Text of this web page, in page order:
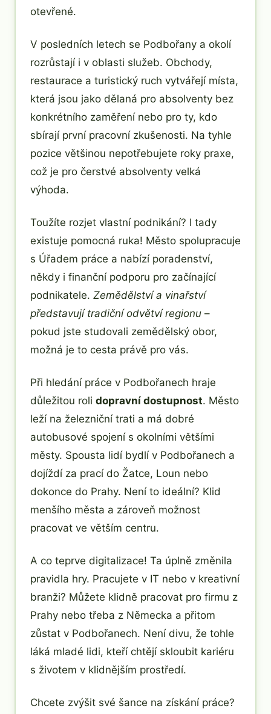
otevřené.
V posledních letech se Podbořany a okolí
rozrůstají i v oblasti služeb. Obchody,
restaurace a turistický ruch vytvářejí místa,
která jsou jako dělaná pro absolventy bez
konkrétního zaměření nebo pro ty, kdo
sbírají první pracovní zkušenosti. Na tyhle
pozice většinou nepotřebujete roky praxe,
což je pro čerstvé absolventy velká
výhoda.
Toužíte rozjet vlastní podnikání? I tady
existuje pomocná ruka! Město spolupracuje
s Úřadem práce a nabízí poradenství,
někdy i finanční podporu pro začínající
podnikatele. Zemědělství a vinařství
představují tradiční odvětví regionu –
pokud jste studovali zemědělský obor,
možná je to cesta právě pro vás.
Při hledání práce v Podbořanech hraje
důležitou roli dopravní dostupnost. Město
leží na železniční trati a má dobré
autobusové spojení s okolními většími
městy. Spousta lidí bydlí v Podbořanech a
dojíždí za prací do Žatce, Loun nebo
dokonce do Prahy. Není to ideální? Klid
menšího města a zároveň možnost
pracovat ve větším centru.
A co teprve digitalizace! Ta úplně změnila
pravidla hry. Pracujete v IT nebo v kreativní
branži? Můžete klidně pracovat pro firmu z
Prahy nebo třeba z Německa a přitom
zůstat v Podbořanech. Není divu, že tohle
láká mladé lidi, kteří chtějí skloubit kariéru
s životem v klidnějším prostředí.
Chcete zvýšit své šance na získání práce?